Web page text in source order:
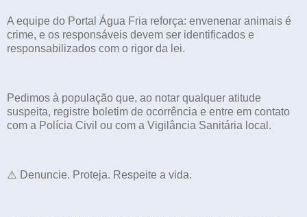
A equipe do Portal Água Fria reforça: envenenar animais é
crime, e os responsáveis devem ser identificados e
responsabilizados com o rigor da lei.
Pedimos à população que, ao notar qualquer atitude
suspeita, registre boletim de ocorrência e entre em contato
com a Polícia Civil ou com a Vigilância Sanitária local.
⚠️ Denuncie. Proteja. Respeite a vida.